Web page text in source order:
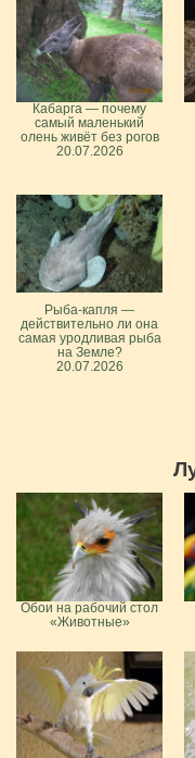
Кабарга — почему
самый маленький
олень живёт без рогов
20.07.2026
Рыба-капля —
действительно ли она
самая уродливая рыба
на Земле?
20.07.2026
Обои на рабочий стол
«Животные»